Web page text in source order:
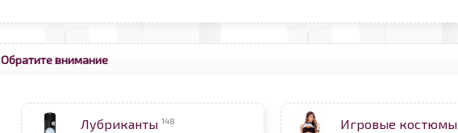
Обратите внимание
Лубриканты 148
Игровые костюмы